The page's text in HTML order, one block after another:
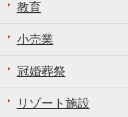
教育
小売業
冠婚葬祭
リゾート施設